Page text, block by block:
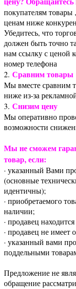
покупателям
ценам ниже
Убедитесь, что
должен быть точно
нам ссылку с ценой
номер телефона
2. Сравним товары
Мы вместе сравним
ниже из-за
3. Снизим цену
Мы оперативно
возможности
Мы не сможем
товар, если:
· указанный Вами
(основные
идентичны);
· приобретаемого
наличии;
· продавец
· продавец не
· указанный вами
поддельными
Предложение не
обращение